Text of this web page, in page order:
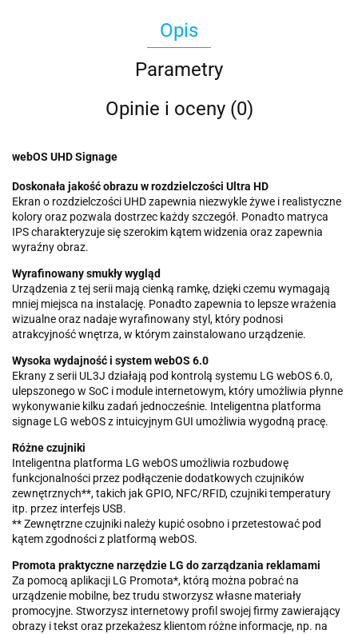
Opis
Parametry
Opinie i oceny (0)
webOS UHD Signage
Doskonała jakość obrazu w rozdzielczości Ultra HD
Ekran o rozdzielczości UHD zapewnia niezwykle żywe i realistyczne
kolory oraz pozwala dostrzec każdy szczegół. Ponadto matryca
IPS charakteryzuje się szerokim kątem widzenia oraz zapewnia
wyraźny obraz.
Wyrafinowany smukły wygląd
Urządzenia z tej serii mają cienką ramkę, dzięki czemu wymagają
mniej miejsca na instalację. Ponadto zapewnia to lepsze wrażenia
wizualne oraz nadaje wyrafinowany styl, który podnosi
atrakcyjność wnętrza, w którym zainstalowano urządzenie.
Wysoka wydajność i system webOS 6.0
Ekrany z serii UL3J działają pod kontrolą systemu LG webOS 6.0,
ulepszonego w SoC i module internetowym, który umożliwia płynne
wykonywanie kilku zadań jednocześnie. Inteligentna platforma
signage LG webOS z intuicyjnym GUI umożliwia wygodną pracę.
Różne czujniki
Inteligentna platforma LG webOS umożliwia rozbudowę
funkcjonalności przez podłączenie dodatkowych czujników
zewnętrznych**, takich jak GPIO, NFC/RFID, czujniki temperatury
itp. przez interfejs USB.
** Zewnętrzne czujniki należy kupić osobno i przetestować pod
kątem zgodności z platformą webOS.
Promota praktyczne narzędzie LG do zarządzania reklamami
Za pomocą aplikacji LG Promota*, którą można pobrać na
urządzenie mobilne, bez trudu stworzysz własne materiały
promocyjne. Stworzysz internetowy profil swojej firmy zawierający
obrazy i tekst oraz przekażesz klientom różne informacje, np. na